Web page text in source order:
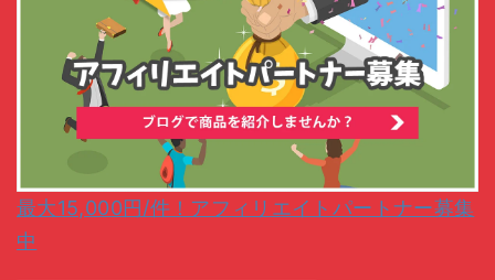
最大15,000円/件！アフィリエイトパートナー募集
中